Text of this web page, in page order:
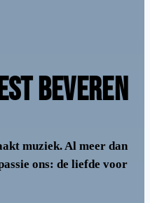
BEVEREN
muziek. Al meer dan
ons: de liefde voor